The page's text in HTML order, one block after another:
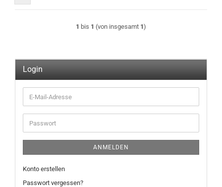
1 bis 1 (von insgesamt 1)
Login
E-
Mail-
Adresse
Passwort
ANMELDEN
Konto erstellen
Passwort vergessen?